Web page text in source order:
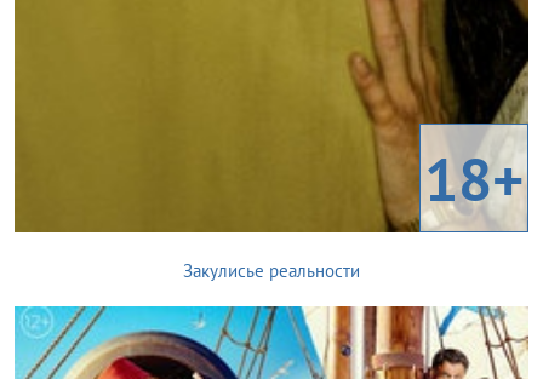
18+
Закулисье реальности